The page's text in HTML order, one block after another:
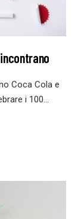
Coca Cola e
i 100…